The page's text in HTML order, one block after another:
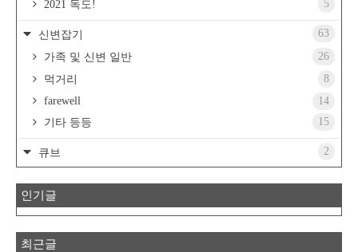
2021 독도!
5
신변잡기
63
가족 및 신변 일반
26
먹거리
8
farewell
14
기타 등등
15
큐브 2
인기글
최근글